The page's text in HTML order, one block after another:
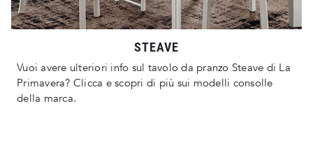
STEAVE
Vuoi avere ulteriori info sul tavolo da pranzo Steave di La
Primavera? Clicca e scopri di più sui modelli consolle
della marca.